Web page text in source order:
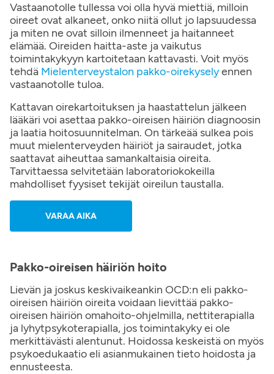
Vastaanotolle tullessa voi olla hyvä miettiä, milloin
oireet ovat alkaneet, onko niitä ollut jo lapsuudessa
ja miten ne ovat silloin ilmenneet ja haitanneet
elämää. Oireiden haitta-aste ja vaikutus
toimintakykyyn kartoitetaan kattavasti. Voit myös
tehdä Mielenterveystalon pakko-oirekyselyennen
vastaanotolle tuloa.
Kattavan oirekartoituksen ja haastattelun jälkeen
lääkäri voi asettaa pakko-oireisen häiriön diagnoosin
ja laatia hoitosuunnitelman. On tärkeää sulkea pois
muut mielenterveyden häiriöt ja sairaudet, jotka
saattavat aiheuttaa samankaltaisia oireita.
Tarvittaessa selvitetään laboratoriokokeilla
mahdolliset fyysiset tekijät oireilun taustalla.
VARAA AIKA
Pakko-oireisen häiriön hoito
Lievän ja joskus keskivaikeankin OCD:n eli pakko-
oireisen häiriön oireita voidaan lievittää pakko-
oireisen häiriön omahoito-ohjelmilla, nettiterapialla
ja lyhytpsykoterapialla, jos toimintakyky ei ole
merkittävästi alentunut. Hoidossa keskeistä on myös
psykoedukaatio eli asianmukainen tieto hoidosta ja
ennusteesta.